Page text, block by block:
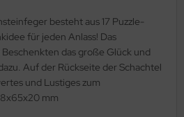
besteht aus 17 Puzzle-
für jeden Anlass! Das
das große Glück und
Auf der Rückseite der Schachtel
und Lustiges zum
mm